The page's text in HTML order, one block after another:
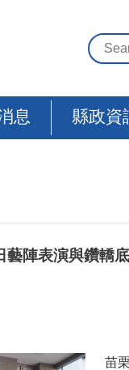
息 縣政資
陣表演與鑽轎
苗栗